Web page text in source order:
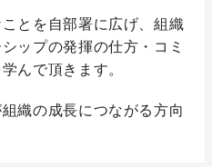
とを自部署に広げ、組織
ップの発揮の仕方・コミ
んで頂きます。
織の成長につながる方向